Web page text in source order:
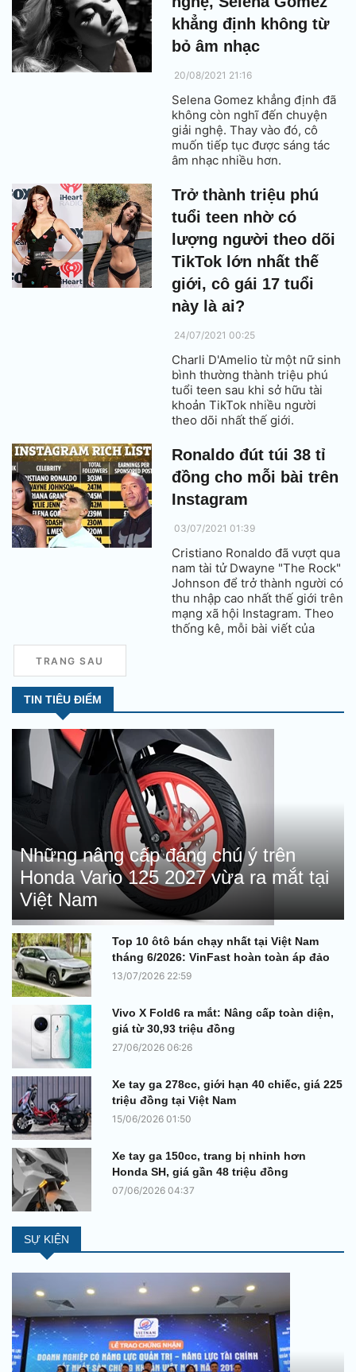
khẳng định không từ
bỏ âm nhạc
20/08/2021 21:16
Selena Gomez khẳng định đã
không còn nghĩ đến chuyện
giải nghệ. Thay vào đó, cô
muốn tiếp tục được sáng tác
âm nhạc nhiều hơn.
Trở thành triệu phú
tuổi teen nhờ có
lượng người theo dõi
TikTok lớn nhất thế
giới, cô gái 17 tuổi
này là ai?
24/07/2021 00:25
Charli D'Amelio từ một nữ sinh
bình thường thành triệu phú
tuổi teen sau khi sở hữu tài
khoản TikTok nhiều người
theo dõi nhất thế giới.
Ronaldo đút túi 38 tỉ
đồng cho mỗi bài trên
Instagram
03/07/2021 01:39
Cristiano Ronaldo đã vượt qua
nam tài tử Dwayne "The Rock"
Johnson để trở thành người có
thu nhập cao nhất thế giới trên
mạng xã hội Instagram. Theo
thống kê, mỗi bài viết của
TRANG SAU
TIN TIÊU ĐIỂM
Những nâng cấp đáng chú ý trên
Honda Vario 125 2027 vừa ra mắt tại
Việt Nam
Top 10 ôtô bán chạy nhất tại Việt Nam
tháng 6/2026: VinFast hoàn toàn áp đảo
13/07/2026 22:59
Vivo X Fold6 ra mắt: Nâng cấp toàn diện,
giá từ 30,93 triệu đồng
27/06/2026 06:26
Xe tay ga 278cc, giới hạn 40 chiếc, giá 225
triệu đồng tại Việt Nam
15/06/2026 01:50
Xe tay ga 150cc, trang bị nhỉnh hơn
Honda SH, giá gần 48 triệu đồng
07/06/2026 04:37
SỰ KIỆN